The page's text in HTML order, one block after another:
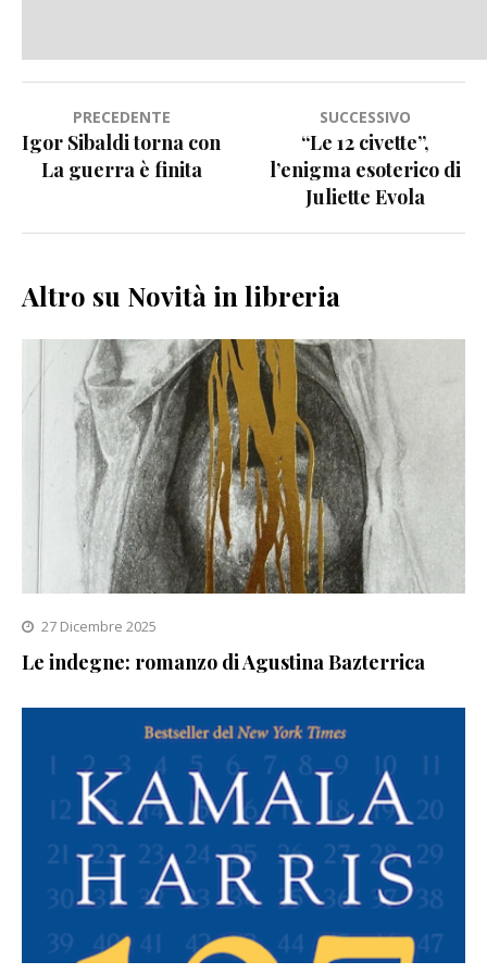
Navigazione
articoli
PRECEDENTE
Igor Sibaldi torna con
La guerra è finita
SUCCESSIVO
“Le 12 civette”,
l’enigma esoterico di
Juliette Evola
Altro su Novità in libreria
27 Dicembre 2025
Le indegne: romanzo di Agustina Bazterrica